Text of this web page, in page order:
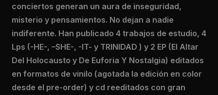
conciertos generan un aura de inseguridad,
misterio y pensamientos. No dejan a nadie
indiferente. Han publicado 4 trabajos de estudio, 4
Lps (-HE-, –SHE-, -IT- y TRINIDAD ) y 2 EP (El Altar
Del Holocausto y De Euforia Y Nostalgia) editados
en formatos de vinilo (agotada la edición en color
desde el pre-order) y cd reeditados con gran